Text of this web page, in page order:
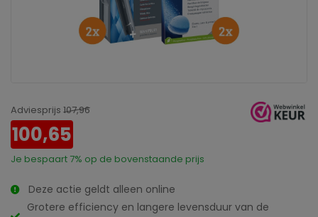
Deze actie geldt alleen online
Grotere efficiency en langere levensduur van de
Adviesprijs 107,96
100,65
Je bespaart 7% op de bovenstaande prijs